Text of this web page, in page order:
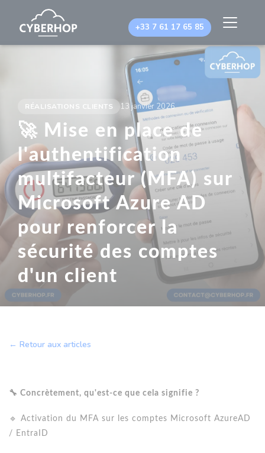
Panneau de gestion des cookies
+33 7 61 17 65 85
RÉALISATIONS CLIENTS 13 janvier 2026
🚀 Mise en place de
l'authentification
multifacteur (MFA) sur
Microsoft Azure AD
pour renforcer la
sécurité des comptes
d'un client
← Retour aux articles
🔧 Concrètement, qu'est-ce que cela signifie ?
🔹 Activation du MFA sur les comptes Microsoft AzureAD
/ EntraID